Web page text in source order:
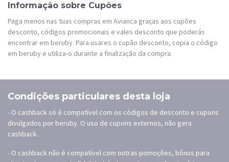
Informação sobre Cupões
Paga menos nas tuas compras em Avianca graças aos cupões
desconto, códigos promocionais e vales desconto que poderás
encontrar em beruby. Para usares o cupão desconto, copia o código
em beruby e utiliza-o durante a finalização da compra.
Condições particulares desta loja
- O cashback só é compatível com os códigos de desconto e cupons
divulgados por beruby. O uso de cupons externos, não gera
cashback.
- O cashback não é compatível com outras pomoções, bônus para